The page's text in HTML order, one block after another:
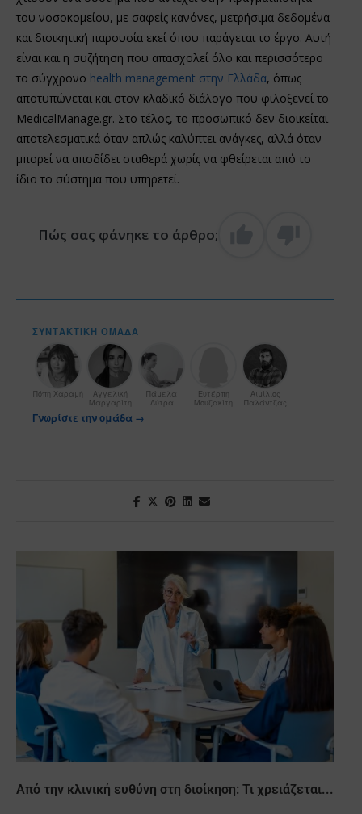
του νοσοκομείου, με σαφείς κανόνες, μετρήσιμα δεδομένα
και διοικητική παρουσία εκεί όπου παράγεται το έργο. Αυτή
είναι και η συζήτηση που απασχολεί όλο και περισσότερο
το σύγχρονο health management στην Ελλάδα, όπως
αποτυπώνεται και στον κλαδικό διάλογο που φιλοξενεί το
MedicalManage.gr. Στο τέλος, το προσωπικό δεν διοικείται
αποτελεσματικά όταν απλώς καλύπτει ανάγκες, αλλά όταν
μπορεί να αποδίδει σταθερά χωρίς να φθείρεται από το
ίδιο το σύστημα που υπηρετεί.
Πώς σας φάνηκε το άρθρο;
ΣΥΝΤΑΚΤΙΚΉ ΟΜΆΔΑ
Πόπη Χαραμή
Αγγελική
Μαργαρίτη
Πάμελα
Λύτρα
Ευτέρπη
Μουζακίτη
Αιμίλιος
Παλάντζας
Γνωρίστε την ομάδα →
Από την κλινική ευθύνη στη διοίκηση: Τι χρειάζεται...